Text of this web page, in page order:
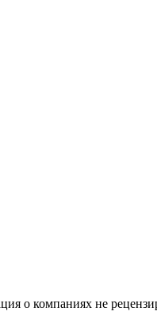
компаниях не